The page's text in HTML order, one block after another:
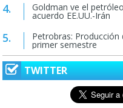
Goldman ve el
acuerdo EE.UU.-Irán
Petrobras:
primer semestre
TWITTER